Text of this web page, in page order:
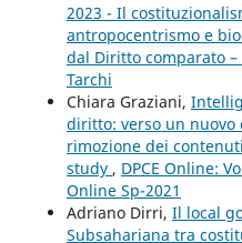
2023 - Il
antropocentrismo e
dal Diritto comparato –
Tarchi
Chiara Graziani,
diritto: verso un nuovo
rimozione dei
study , DPCE Online:
Online Sp-2021
Adriano Dirri, Il local
Subsahariana tra